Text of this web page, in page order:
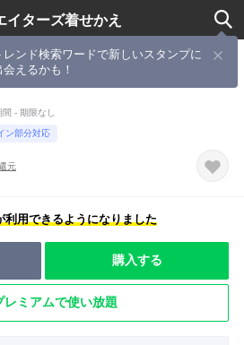
イターズ着せかえ
レンド検索ワードで新しいスタンプに
会えるかも！
せかえ20
- 期限なし
ン部分対応
元
利用できるようになりました
購入する
レミアムで使い放題